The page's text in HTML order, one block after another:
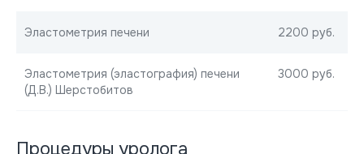
Эластометрия печени 2200 руб.
Эластометрия (эластография) печени
(Д.В.) Шерстобитов
3000 руб.
Процедуры уролога